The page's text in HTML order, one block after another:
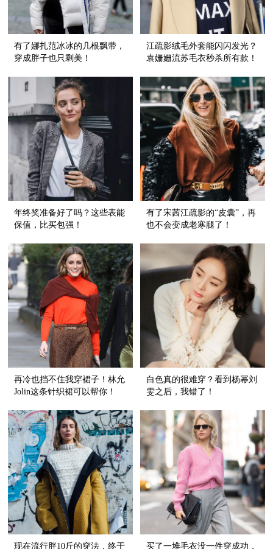
有了娜扎范冰冰的几根飘带，
穿成胖子也只剩美！
江疏影绒毛外套能闪闪发光？
袁姗姗流苏毛衣秒杀所有款！
年终奖准备好了吗？这些表能
保值，比买包强！
有了宋茜江疏影的“皮囊”，再
也不会变成老寒腿了！
再冷也挡不住我穿裙子！林允
Jolin这条针织裙可以帮你！
白色真的很难穿？看到杨幂刘
雯之后，我错了！
现在流行胖10斤的穿法，终于 买了一堆毛衣没一件穿成功，